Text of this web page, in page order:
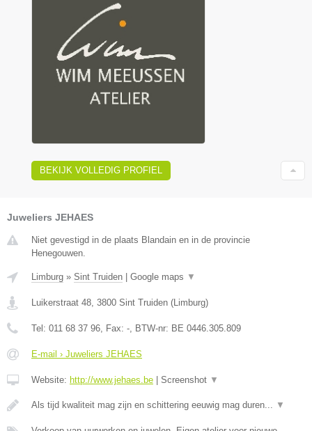
BEKIJK VOLLEDIG PROFIEL
Juweliers JEHAES
Niet gevestigd in de plaats Blandain en in de provincie
Henegouwen.
Limburg » Sint Truiden | Google maps ▼
Luikerstraat 48 3800 Sint Truiden (Limburg)
Tel: 011 68 37 96 , Fax: - , BTW-nr: BE 0446.305.809
E-mail › Juweliers JEHAES
Website: http://www.jehaes.be | Screenshot ▼
Als tijd kwaliteit mag zijn en schittering eeuwig mag duren... ▼